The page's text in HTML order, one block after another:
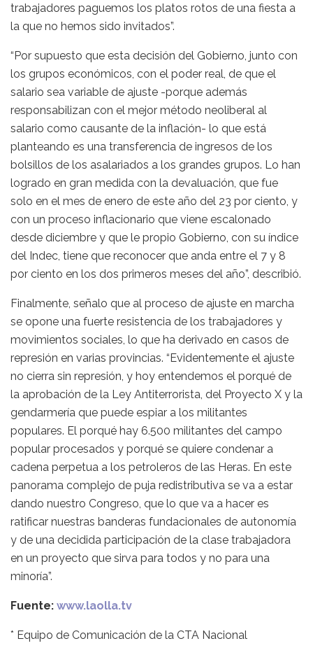
trabajadores paguemos los platos rotos de una fiesta a
la que no hemos sido invitados”.
“Por supuesto que esta decisión del Gobierno, junto con
los grupos económicos, con el poder real, de que el
salario sea variable de ajuste -porque además
responsabilizan con el mejor método neoliberal al
salario como causante de la inflación- lo que está
planteando es una transferencia de ingresos de los
bolsillos de los asalariados a los grandes grupos. Lo han
logrado en gran medida con la devaluación, que fue
solo en el mes de enero de este año del 23 por ciento, y
con un proceso inflacionario que viene escalonado
desde diciembre y que le propio Gobierno, con su índice
del Indec, tiene que reconocer que anda entre el 7 y 8
por ciento en los dos primeros meses del año”, describió.
Finalmente, señalo que al proceso de ajuste en marcha
se opone una fuerte resistencia de los trabajadores y
movimientos sociales, lo que ha derivado en casos de
represión en varias provincias. “Evidentemente el ajuste
no cierra sin represión, y hoy entendemos el porqué de
la aprobación de la Ley Antiterrorista, del Proyecto X y la
gendarmería que puede espiar a los militantes
populares. El porqué hay 6.500 militantes del campo
popular procesados y porqué se quiere condenar a
cadena perpetua a los petroleros de las Heras. En este
panorama complejo de puja redistributiva se va a estar
dando nuestro Congreso, que lo que va a hacer es
ratificar nuestras banderas fundacionales de autonomía
y de una decidida participación de la clase trabajadora
en un proyecto que sirva para todos y no para una
minoría”.
Fuente: www.laolla.tv
* Equipo de Comunicación de la CTA Nacional